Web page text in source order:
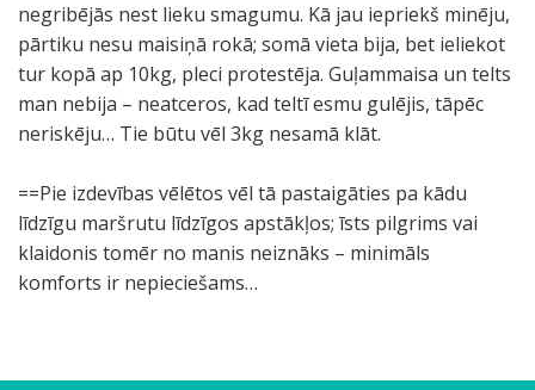
negribējās nest lieku smagumu. Kā jau iepriekš minēju,
pārtiku nesu maisiņā rokā; somā vieta bija, bet ieliekot
tur kopā ap 10kg, pleci protestēja. Guļammaisa un telts
man nebija – neatceros, kad teltī esmu gulējis, tāpēc
neriskēju… Tie būtu vēl 3kg nesamā klāt.
==Pie izdevības vēlētos vēl tā pastaigāties pa kādu
līdzīgu maršrutu līdzīgos apstākļos; īsts pilgrims vai
klaidonis tomēr no manis neiznāks – minimāls
komforts ir nepieciešams…